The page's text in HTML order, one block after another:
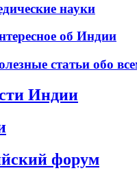
науки
об Индии
статьи обо
Индии
форум